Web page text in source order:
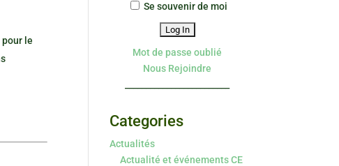
le
Se souvenir de moi
Mot de passe oublié
Nous Rejoindre
Categories
Actualités
Actualité et événements CE